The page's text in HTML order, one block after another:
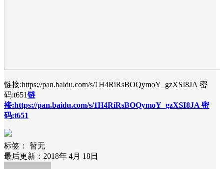
链接:https://pan.baidu.com/s/1H4RiRsBOQymoY_gzXSI8JA 密
码:t651链
接:https://pan.baidu.com/s/1H4RiRsBOQymoY_gzXSI8JA 密
码:t651
标签：
暂无
最后更新：2018年 4月 18日